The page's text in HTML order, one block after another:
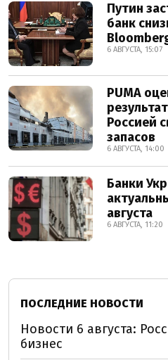
Путин
банк
6 АВГУСТА, 15:07
PUMA
Россией
запасов
6 АВГУСТА, 14:00
Банки
августа
6 АВГУСТА, 11:20
ПОСЛЕДНИЕ НОВОСТИ
Новости 6 августа:
бизнес